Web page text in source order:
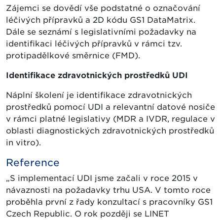
Zájemci se dovědí vše podstatné o označování
léčivých přípravků a 2D kódu GS1 DataMatrix.
Dále se seznámí s legislativními požadavky na
identifikaci léčivých přípravků v rámci tzv.
protipadělkové směrnice (FMD).
Identifikace zdravotnických prostředků UDI
Náplní školení je identifikace zdravotnických
prostředků pomocí UDI a relevantní datové nosiče
v rámci platné legislativy (MDR a IVDR, regulace v
oblasti diagnostických zdravotnických prostředků
in vitro).
Reference
„S implementací UDI jsme začali v roce 2015 v
návaznosti na požadavky trhu USA. V tomto roce
proběhla první z řady konzultací s pracovníky GS1
Czech Republic. O rok později se LINET